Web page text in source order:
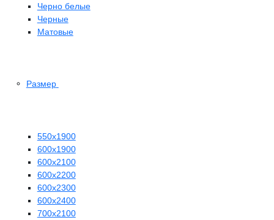
Черно белые
Черные
Матовые
Размер
550х1900
600х1900
600х2100
600х2200
600х2300
600х2400
700х2100